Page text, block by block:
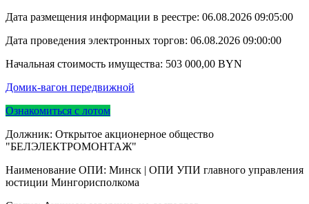
Дата размещения информации в реестре: 06.08.2026 09:05:00
Дата проведения электронных торгов: 06.08.2026 09:00:00
Начальная стоимость имущества: 503 000,00 BYN
Домик-вагон передвижной
Ознакомиться с лотом
Должник: Открытое акционерное общество
"БЕЛЭЛЕКТРОМОНТАЖ"
Наименование ОПИ: Минск | ОПИ УПИ главного управления
юстиции Мингорисполкома